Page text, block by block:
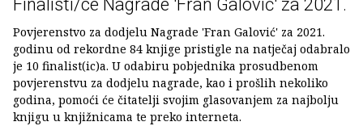
Finalisti/ce Nagrade 'Fran Galović' za 2021.
Povjerenstvo za dodjelu Nagrade 'Fran Galović' za 2021.
godinu od rekordne 84 knjige pristigle na natječaj odabralo
je 10 finalist(ic)a. U odabiru pobjednika prosudbenom
povjerenstvu za dodjelu nagrade, kao i prošlih nekoliko
godina, pomoći će čitatelji svojim glasovanjem za najbolju
knjigu u knjižnicama te preko interneta.